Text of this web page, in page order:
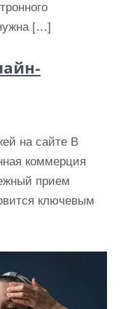
[…]
на сайте В
коммерция
прием
ключевым